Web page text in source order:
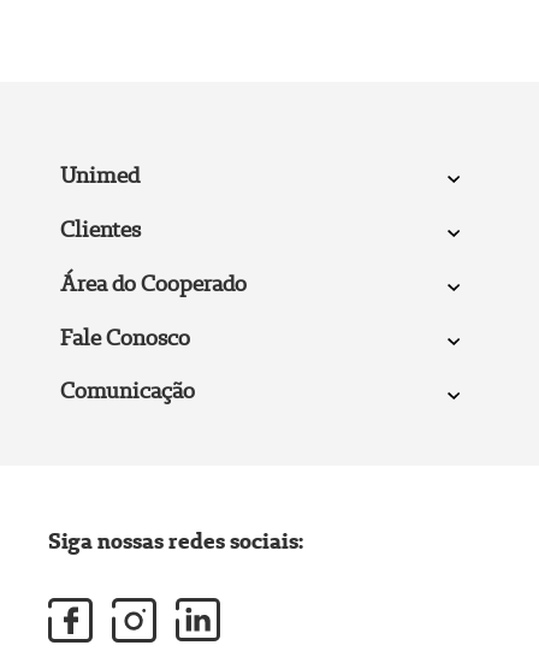
Unimed
Clientes
Área do Cooperado
Fale Conosco
Comunicação
Siga nossas redes sociais: